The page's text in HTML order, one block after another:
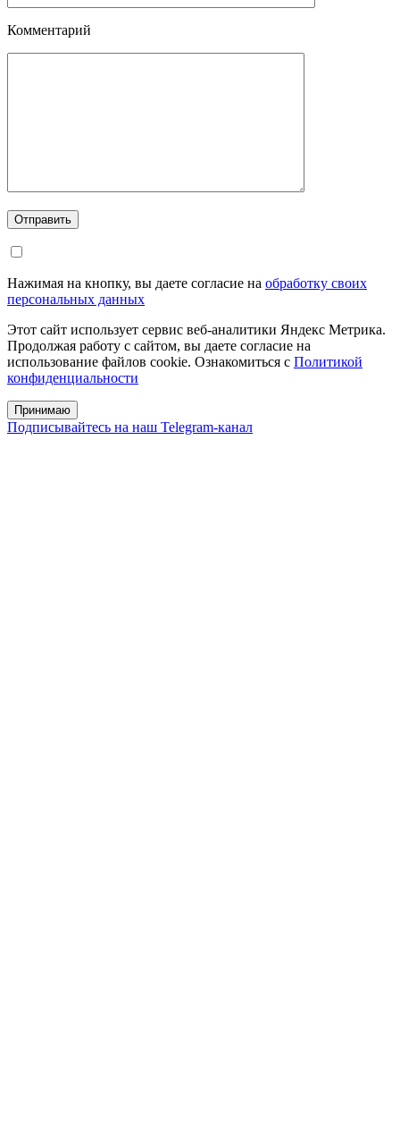
Комментарий
Отправить
Нажимая на кнопку, вы даете согласие на обработку своих
персональных данных
Этот сайт использует сервис веб-аналитики Яндекс Метрика.
Продолжая работу с сайтом, вы даете согласие на
использование файлов cookie. Ознакомиться с Политикой
конфиденциальности
Принимаю
Подписывайтесь на наш Telegram-канал